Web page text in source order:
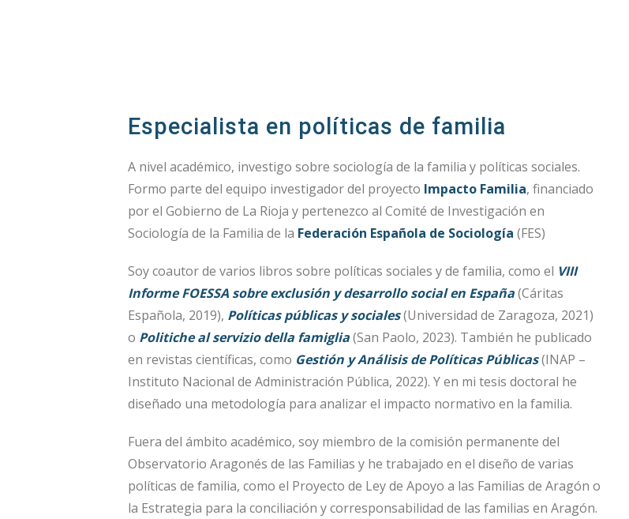
Especialista en políticas de familia
A nivel académico, investigo sobre sociología de la familia y políticas sociales.
Formo parte del equipo investigador del proyecto Impacto Familia, financiado
por el Gobierno de La Rioja y pertenezco al Comité de Investigación en
Sociología de la Familia de la Federación Española de Sociología (FES)
Soy coautor de varios libros sobre políticas sociales y de familia, como el VIII
Informe FOESSA sobre exclusión y desarrollo social en España(Cáritas
Española, 2019), Políticas públicas y sociales(Universidad de Zaragoza, 2021)
o Politiche al servizio della famiglia(San Paolo, 2023). También he publicado
en revistas científicas, como Gestión y Análisis de Políticas Públicas(INAP –
Instituto Nacional de Administración Pública, 2022). Y en mi tesis doctoral he
diseñado una metodología para analizar el impacto normativo en la familia.
Fuera del ámbito académico, soy miembro de la comisión permanente del
Observatorio Aragonés de las Familias y he trabajado en el diseño de varias
políticas de familia, como el Proyecto de Ley de Apoyo a las Familias de Aragón o
la Estrategia para la conciliación y corresponsabilidad de las familias en Aragón.